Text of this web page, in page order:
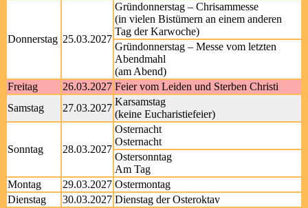
Donnerstag 25.03.2027
Gründonnerstag – Chrisammesse
(in vielen Bistümern an einem anderen
Tag der Karwoche)
Gründonnerstag – Messe vom letzten
Abendmahl
(am Abend)
Freitag
26.03.2027 Feier vom Leiden und Sterben Christi
Samstag
27.03.2027
Karsamstag
(keine Eucharistiefeier)
Sonntag 28.03.2027
Osternacht
Osternacht
Ostersonntag
Am Tag
Montag
29.03.2027 Ostermontag
Dienstag
30.03.2027 Dienstag der Osteroktav